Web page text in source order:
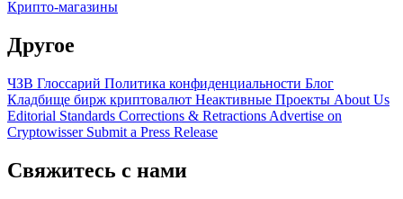
Крипто-магазины
Другое
ЧЗВ Глоссарий Политика конфиденциальности Блог
Кладбище бирж криптовалют Неактивные Проекты About Us
Editorial Standards Corrections & Retractions Advertise on
Cryptowisser Submit a Press Release
Свяжитесь с нами